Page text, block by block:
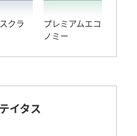
クラ
プレミアムエコ
ノミー
イタス